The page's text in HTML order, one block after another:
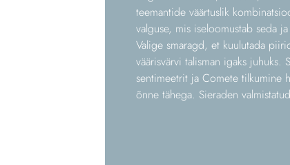
teemantide väärtuslik
valguse, mis iseloomustab seda
Valige smaragd, et kuulutada
väärisvärvi talisman igaks juhuks.
sentimeetrit ja Comete tilkumine
õnne tähega. Sieraden